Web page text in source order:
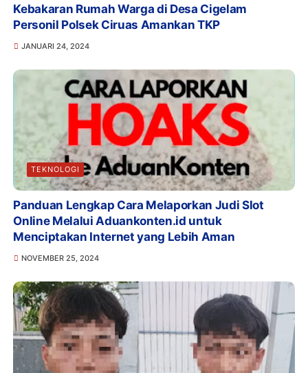
Kebakaran Rumah Warga di Desa Cigelam
Personil Polsek Ciruas Amankan TKP
JANUARI 24, 2024
TEKNOLOGI
Panduan Lengkap Cara Melaporkan Judi Slot
Online Melalui Aduankonten.id untuk
Menciptakan Internet yang Lebih Aman
NOVEMBER 25, 2024